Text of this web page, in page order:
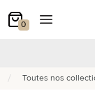
0
Mon panierOuvrir le
/ Toutes nos